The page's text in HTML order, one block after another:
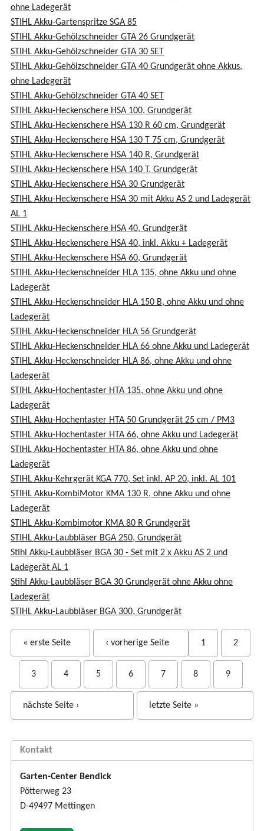
ohne Ladegerät
STIHL Akku-Gartenspritze SGA 85
STIHL Akku-Gehölzschneider GTA 26 Grundgerät
STIHL Akku-Gehölzschneider GTA 30 SET
STIHL Akku-Gehölzschneider GTA 40 Grundgerät ohne Akkus,
ohne Ladegerät
STIHL Akku-Gehölzschneider GTA 40 SET
STIHL Akku-Heckenschere HSA 100, Grundgerät
STIHL Akku-Heckenschere HSA 130 R 60 cm, Grundgerät
STIHL Akku-Heckenschere HSA 130 T 75 cm, Grundgerät
STIHL Akku-Heckenschere HSA 140 R, Grundgerät
STIHL Akku-Heckenschere HSA 140 T, Grundgerät
STIHL Akku-Heckenschere HSA 30 Grundgerät
STIHL Akku-Heckenschere HSA 30 mit Akku AS 2 und Ladegerät
AL 1
STIHL Akku-Heckenschere HSA 40, Grundgerät
STIHL Akku-Heckenschere HSA 40, inkl. Akku + Ladegerät
STIHL Akku-Heckenschere HSA 60, Grundgerät
STIHL Akku-Heckenschneider HLA 135, ohne Akku und ohne
Ladegerät
STIHL Akku-Heckenschneider HLA 150 B, ohne Akku und ohne
Ladegerät
STIHL Akku-Heckenschneider HLA 56 Grundgerät
STIHL Akku-Heckenschneider HLA 66 ohne Akku und Ladegerät
STIHL Akku-Heckenschneider HLA 86, ohne Akku und ohne
Ladegerät
STIHL Akku-Hochentaster HTA 135, ohne Akku und ohne
Ladegerät
STIHL Akku-Hochentaster HTA 50 Grundgerät 25 cm / PM3
STIHL Akku-Hochentaster HTA 66, ohne Akku und Ladegerät
STIHL Akku-Hochentaster HTA 86, ohne Akku und ohne
Ladegerät
STIHL Akku-Kehrgerät KGA 770, Set inkl. AP 20, inkl. AL 101
STIHL Akku-KombiMotor KMA 130 R, ohne Akku und ohne
Ladegerät
STIHL Akku-Kombimotor KMA 80 R Grundgerät
STIHL Akku-Laubbläser BGA 250, Grundgerät
Stihl Akku-Laubbläser BGA 30 - Set mit 2 x Akku AS 2 und
Ladegerät AL 1
Stihl Akku-Laubbläser BGA 30 Grundgerät ohne Akku ohne
Ladegerät
STIHL Akku-Laubbläser BGA 300, Grundgerät
e
« erste Seite ‹ vorherige Seite 1 2
3 4 5 6 7 8 9
nächste Seite › letzte Seite »
Kontakt
Garten-Center Bendick
Pötterweg 23
D-49497 Mettingen